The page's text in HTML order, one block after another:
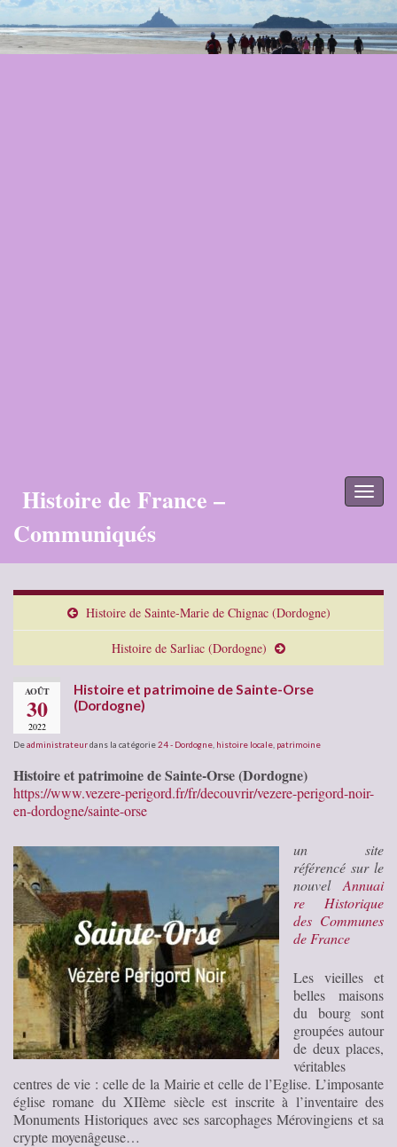
Histoire de France –
Communiqués
Histoire de Sainte-Marie de Chignac (Dordogne)
Histoire de Sarliac (Dordogne)
AOÛT
30
2022
Histoire et patrimoine de Sainte-Orse
(Dordogne)
Deadministrateurdans la catégorie24 - Dordogne histoire locale patrimoine
Histoire et patrimoine de Sainte-Orse (Dordogne)
https://www.vezere-perigord.fr/fr/decouvrir/vezere-perigord-noir-
en-dordogne/sainte-orse
un site
référencé sur le
nouvel Annuai
re Historique
des Communes
de France
Les vieilles et
belles maisons
du bourg sont
groupées autour
de deux places,
véritables
centres de vie : celle de la Mairie et celle de l’Eglise. L’imposante
église romane du XIIème siècle est inscrite à l’inventaire des
Monuments Historiques avec ses sarcophages Mérovingiens et sa
crypte moyenâgeuse…